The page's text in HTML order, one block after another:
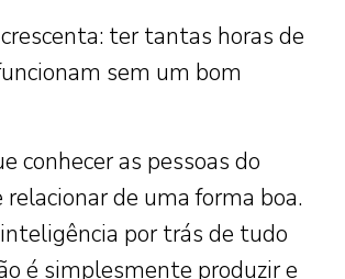
ter tantas horas de
sem um bom
conhecer as pessoas do
relacionar de uma forma boa.
por trás de tudo
é simplesmente produzir e